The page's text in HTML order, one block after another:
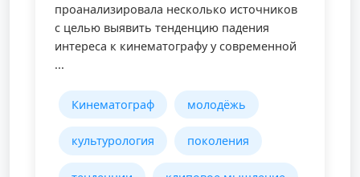
проанализировала несколько источников
с целью выявить тенденцию падения
интереса к кинематографу у современной
...
Кинематограф молодёжь
культурология поколения